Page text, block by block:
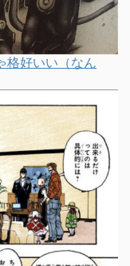
格好いい（なん